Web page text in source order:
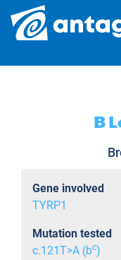
B
Gene involved
TYRP1
Mutation tested
c.121T>A (bc)